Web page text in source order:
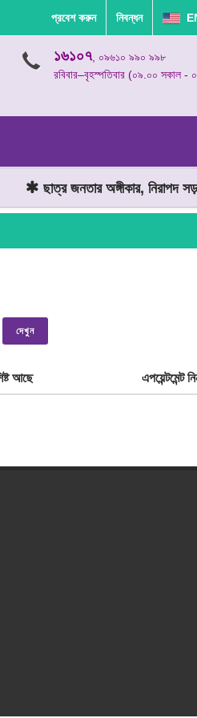
প্রবেশ করুন নিবন্ধন
১৬১০৭, ০৯৬১০ ৯৯০ ৯৯৮
রবিবার–বৃহস্পতিবার (০৯.০০ সকাল -
ছাত্র জনতার অঙ্গীকার, নিরাপদ
দেখুন
আছে এপয়েন্টমেন্ট